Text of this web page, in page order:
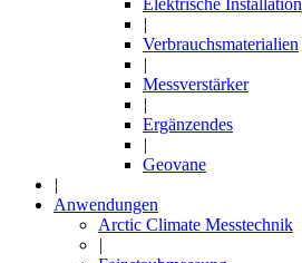
Elektrische Installation
|
Verbrauchsmaterialien
|
Messverstärker
|
Ergänzendes
|
Geovane
|
Anwendungen
Arctic Climate Messtechnik
|